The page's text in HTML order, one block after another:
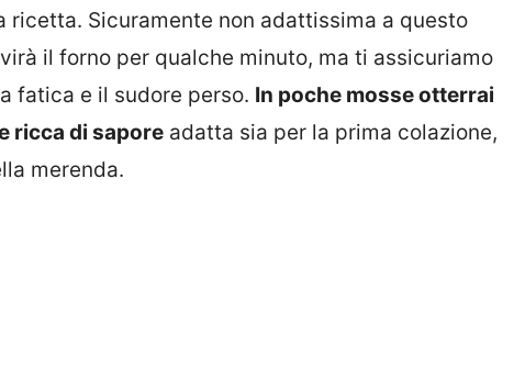
ricetta. Sicuramente non adattissima a questo
il forno per qualche minuto, ma ti assicuriamo
fatica e il sudore perso. In poche mosse otterrai
ricca di sapore adatta sia per la prima colazione,
merenda.